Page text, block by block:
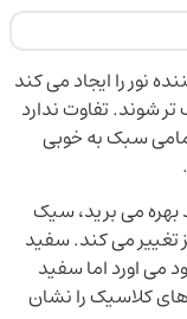
نور را ایجاد می کند
شوند. تفاوت ندارد
سبک به خوبی
بهره می برید، سیک
می کند. سفید
می اورد اما سفید
کلاسیک را نشان